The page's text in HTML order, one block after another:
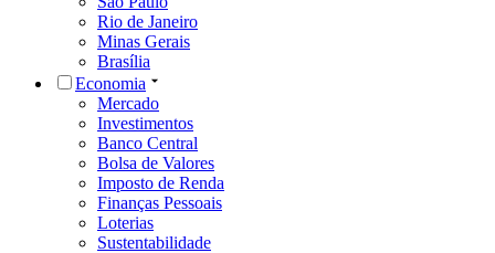
Rio de Janeiro
Minas Gerais
Brasília
Economia
Mercado
Investimentos
Banco Central
Bolsa de Valores
Imposto de Renda
Finanças Pessoais
Loterias
Sustentabilidade